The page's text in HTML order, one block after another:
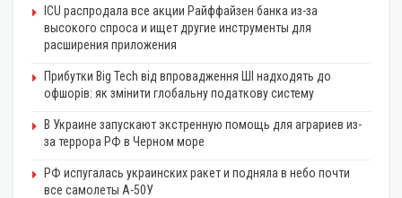
ICU распродала все акции Райффайзен банка из-за
высокого спроса и ищет другие инструменты для
расширения приложения
Прибутки Big Tech від впровадження ШІ надходять до
офшорів: як змінити глобальну податкову систему
В Украине запускают экстренную помощь для аграриев из-
за террора РФ в Черном море
РФ испугалась украинских ракет и подняла в небо почти
все самолеты А-50У